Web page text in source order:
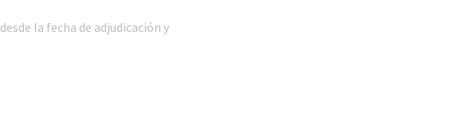
desde la fecha de adjudicación y